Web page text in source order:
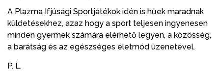
A Plazma Ifjúsági Sportjátékok idén is hűek maradnak
küldetésekhez, azaz hogy a sport teljesen ingyenesen
minden gyermek számára elérhető legyen, a közösség,
a barátság és az egészséges életmód üzenetével.
P. L.